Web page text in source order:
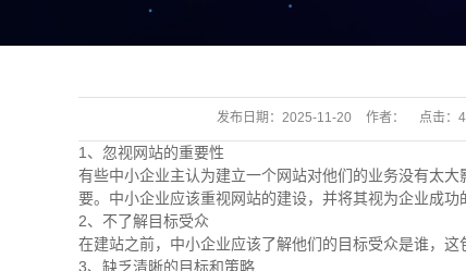
发布日期： 2025-11-20 作者： 点击：
1、忽视网站的重要性
有些中小企业主认为建立一个网站对他们的业务没有太
要。中小企业应该重视网站的建设，并将其视为企业成功
2、不了解目标受众
在建站之前，中小企业应该了解他们的目标受众是谁，
3、缺乏清晰的目标和策略